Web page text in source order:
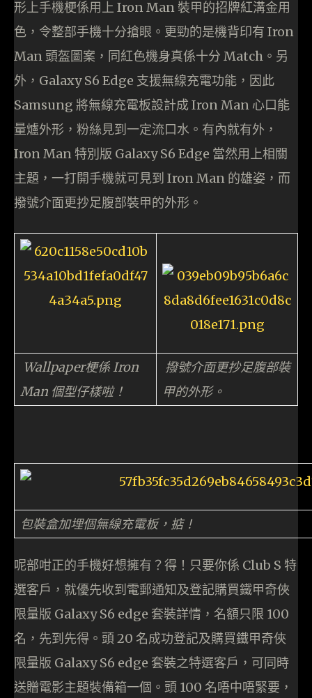
形上手機梗係用上 Iron Man 裝甲的招牌紅溝金用
色，令整部手機十分搶眼。更勁的是機背印有 Iron
Man 頭盔圖案，同紅色機身真係十分 Match。另
外，Galaxy S6 Edge 支援無線充電功能，因此
Samsung 將無線充電板設計成 Iron Man 心口能
量爐外形，粉絲見到一定流口水。有內就有外，
Iron Man 特別版 Galaxy S6 Edge 當然用上相關
主題，一打開手機就可見到 Iron Man 的雄姿，而
撥號介面更抄足腹部裝甲的外形。
Wallpaper梗係 Iron
Man 個型仔樣啦！
撥號介面更抄足腹部裝
甲的外形。
包裝盒加埋個無線充電板，掂！
呢部咁正的手機好想擁有？得！只要你係 Club S 特
選客戶，就優先收到電郵通知及登記購買鐵甲奇俠
限量版 Galaxy S6 edge 套裝詳情，名額只限 100
名，先到先得。頭 20 名成功登記及購買鐵甲奇俠
限量版 Galaxy S6 edge 套裝之特選客戶，可同時
送贈電影主題裝備箱一個。頭 100 名唔中唔緊要，